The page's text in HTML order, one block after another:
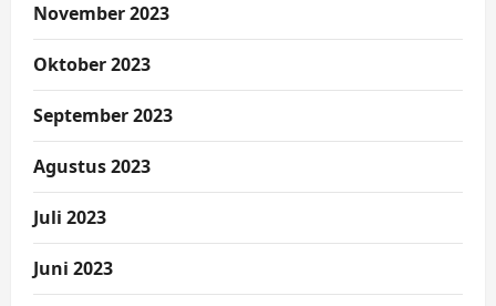
November 2023
Oktober 2023
September 2023
Agustus 2023
Juli 2023
Juni 2023